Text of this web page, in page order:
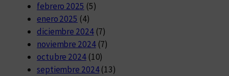
febrero 2025 (5)
enero 2025 (4)
diciembre 2024(7)
noviembre 2024(7)
octubre 2024(10)
septiembre 2024(13)